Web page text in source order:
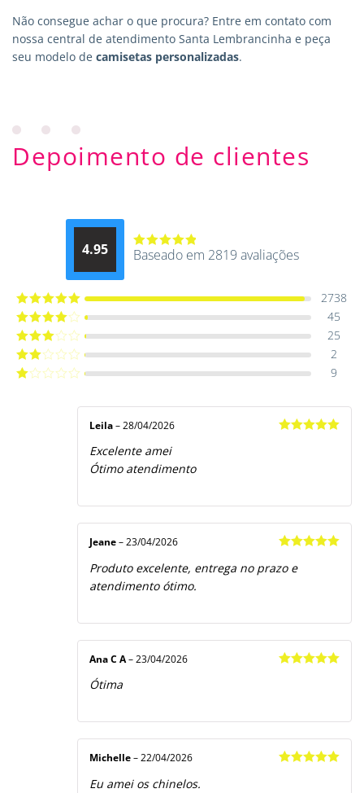
Não consegue achar o que procura? Entre em contato com
nossa central de atendimento Santa Lembrancinha e peça
seu modelo de camisetas personalizadas.
Depoimento de clientes
4.95
Avaliação
Baseado em 2819 avaliações
Avaliação5
de 5
2738
Avaliação
4 de 5
45
Avaliação
3 de 5
25
Avaliação
2 de
2
9
Leila – 28/04/2026
Excelente amei
Ótimo atendimento
de 5
Jeane – 23/04/2026
Produto excelente, entrega no prazo e
atendimento ótimo.
Ana C A – 23/04/2026
Ótima
Michelle – 22/04/2026
Eu amei os chinelos.